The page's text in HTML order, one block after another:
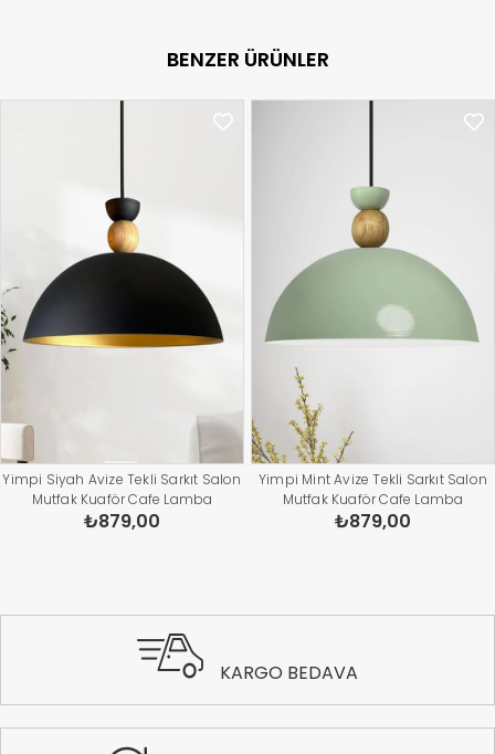
BENZER ÜRÜNLER
Yimpi Siyah Avize Tekli Sarkıt Salon
Mutfak Kuaför Cafe Lamba
Dekoratif Aydınlatma Pastane
₺879,00
Yimpi Mint Avize Tekli Sarkıt Salon
Mutfak Kuaför Cafe Lamba
Dekoratif Aydınlatma Pastane
₺879,00
KARGO BEDAVA